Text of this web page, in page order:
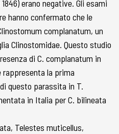
erano negative. Gli esami
hanno confermato che le
complanatum, un
Clinostomidae. Questo studio
di C. complanatum in
rappresenta la prima
questo parassita in T.
in Italia per C. bilineata
Telestes muticellus,